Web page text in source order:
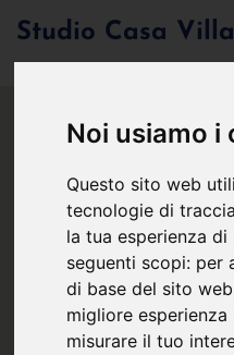
Noi usiamo i
Questo sito web
tecnologie di
la tua esperienza
seguenti scopi: per
di base del sito web
migliore
misurare il tuo
Studio Casa